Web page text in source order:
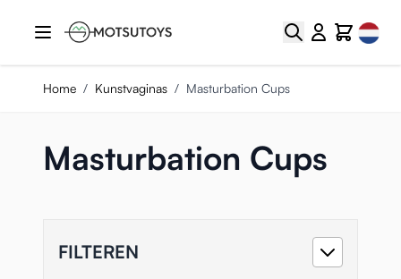
Zoek
CartSelect
Home / Kunstvaginas / Masturbation Cups
Masturbation Cups
FILTEREN